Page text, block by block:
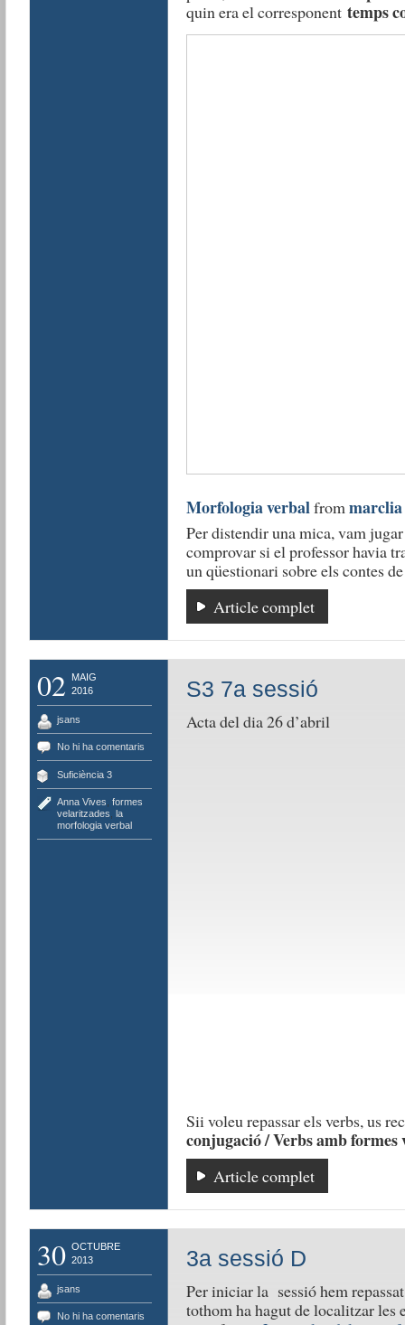
quin era el corresponent temps
Morfologia verbalfrommarclia
Per distendir una mica, vam
comprovar si el professor havia
un qüestionari sobre els contes
Article complet
02
MAIG
2016
jsans
No hi ha comentaris
Suficiència 3
Anna Vives formes
velaritzades la
morfologia verbal
S3 7a sessió
Acta del dia 26 d’abril
Sii voleu repassar els verbs, us
conjugació / Verbs amb formes
Article complet
30 OCTUBRE
2013
jsans
No hi ha comentaris
3a sessió D
Per iniciar la sessió hem
tothom ha hagut de localitzar les